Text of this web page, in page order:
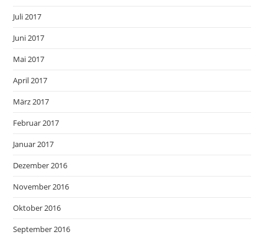
Juli 2017
Juni 2017
Mai 2017
April 2017
März 2017
Februar 2017
Januar 2017
Dezember 2016
November 2016
Oktober 2016
September 2016